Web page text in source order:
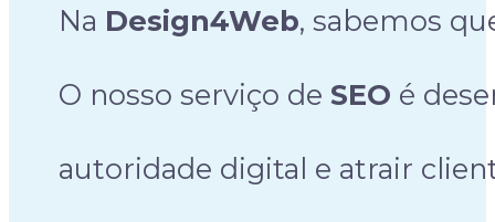
Na Design4Web, sabemos
O nosso serviço de SEO é
autoridade digital e atrair